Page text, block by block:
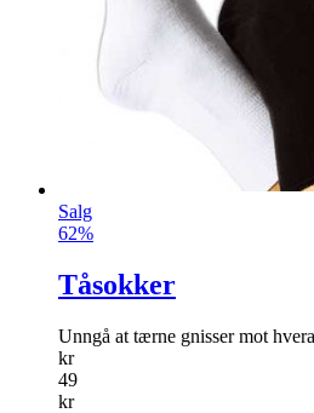
Salg
62%
Tåsokker
Unngå at tærne gnisser mot
kr
49
kr